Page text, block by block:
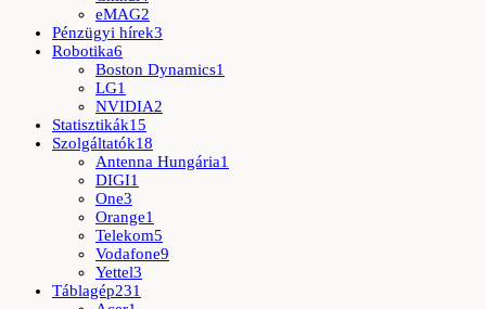
eMAG2
Pénzügyi hírek3
Robotika6
Boston Dynamics1
LG1
NVIDIA2
Statisztikák15
Szolgáltatók18
Antenna Hungária1
DIGI1
One3
Orange1
Telekom5
Vodafone9
Yettel3
Táblagép231